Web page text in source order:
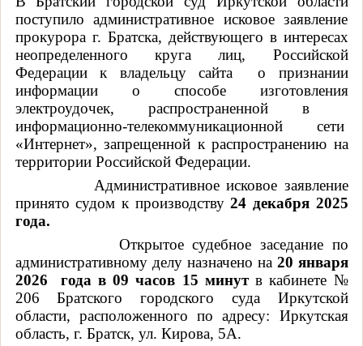
поступило административное исковое заявление
прокурора г. Братска, действующего в интересах
неопределенного круга лиц, Российской
Федерации к владельцу сайта
о признании
информации о способе изготовления
электроудочек, распространенной в
информационно-телекоммуникационной сети
«Интернет», запрещенной к распространению на
территории Российской Федерации.
Административное исковое заявление
принято судом к производству24 декабря 2025
года.
Открытое судебное заседание по
административному делу назначено на 20 января
2026 года в 09 часов 15 минут в кабинете №
206 Братского городского суда Иркутской
области, расположенного по адресу: Иркутская
область, г. Братск, ул. Кирова, 5А.